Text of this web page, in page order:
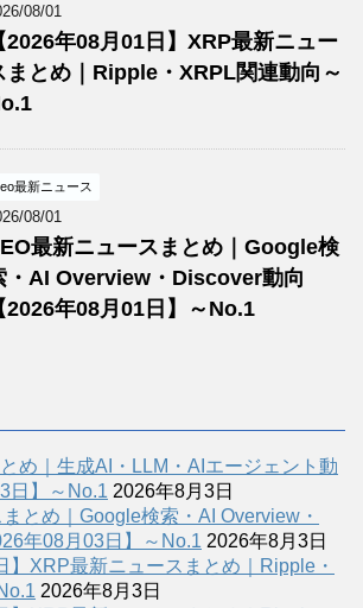
08/01
2026年08月01日】XRP最新ニュー
まとめ｜Ripple・XRPL関連動向～
最新ニュース
08/01
最新ニュースまとめ｜Google検
・AI Overview・Discover動向
2026年08月01日】～No.1
め｜生成AI・LLM・AIエージェント動
日】～No.1 2026年8月3日
とめ｜Google検索・AI Overview・
年08月03日】～No.1 2026年8月3日
】XRP最新ニュースまとめ｜Ripple・
2026年8月3日